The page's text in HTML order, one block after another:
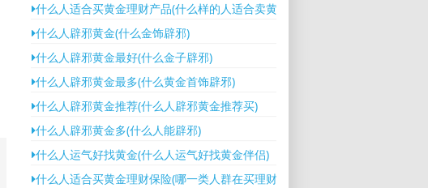
什么人适合买黄金理财产品(什么样的人适合卖黄金)
什么人辟邪黄金(什么金饰辟邪)
什么人辟邪黄金最好(什么金子辟邪)
什么人辟邪黄金最多(什么黄金首饰辟邪)
什么人辟邪黄金推荐(什么人辟邪黄金推荐买)
什么人辟邪黄金多(什么人能辟邪)
什么人运气好找黄金(什么人运气好找黄金伴侣)
什么人适合买黄金理财保险(哪一类人群在买理财产品)